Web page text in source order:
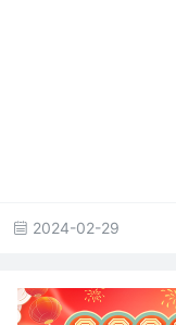
2024-02-29